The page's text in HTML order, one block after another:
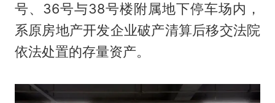
号、36号与38号楼附属地下停车场内，
系原房地产开发企业破产清算后移交法院
依法处置的存量资产。